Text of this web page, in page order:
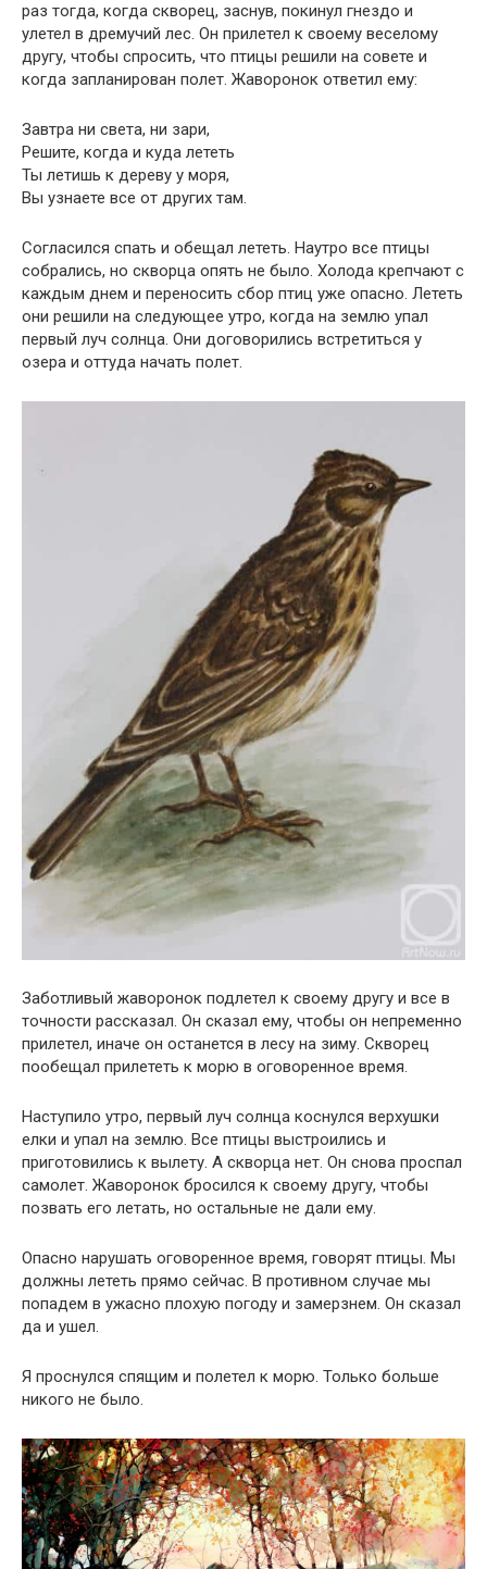
раз тогда, когда скворец, заснув, покинул гнездо и
улетел в дремучий лес. Он прилетел к своему веселому
другу, чтобы спросить, что птицы решили на совете и
когда запланирован полет. Жаворонок ответил ему:
Завтра ни света, ни зари,
Решите, когда и куда лететь
Ты летишь к дереву у моря,
Вы узнаете все от других там.
Согласился спать и обещал лететь. Наутро все птицы
собрались, но скворца опять не было. Холода крепчают с
каждым днем ​​и переносить сбор птиц уже опасно. Лететь
они решили на следующее утро, когда на землю упал
первый луч солнца. Они договорились встретиться у
озера и оттуда начать полет.
Заботливый жаворонок подлетел к своему другу и все в
точности рассказал. Он сказал ему, чтобы он непременно
прилетел, иначе он останется в лесу на зиму. Скворец
пообещал прилететь к морю в оговоренное время.
Наступило утро, первый луч солнца коснулся верхушки
елки и упал на землю. Все птицы выстроились и
приготовились к вылету. А скворца нет. Он снова проспал
самолет. Жаворонок бросился к своему другу, чтобы
позвать его летать, но остальные не дали ему.
Опасно нарушать оговоренное время, говорят птицы. Мы
должны лететь прямо сейчас. В противном случае мы
попадем в ужасно плохую погоду и замерзнем. Он сказал
да и ушел.
Я проснулся спящим и полетел к морю. Только больше
никого не было.